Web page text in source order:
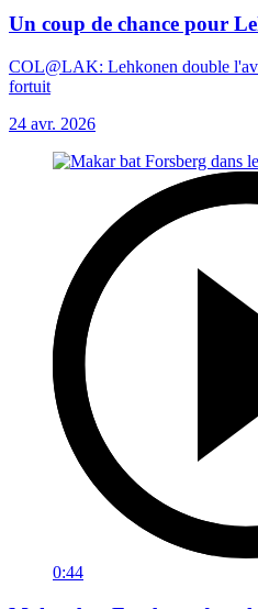
Un coup de chance pour
COL@LAK: Lehkonen double
fortuit
24 avr. 2026
0:44